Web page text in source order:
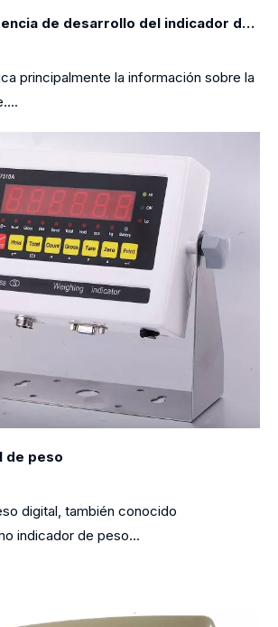
¿Cuál es la tendencia de desarrollo del indicador de pesaje?
principalmente la información sobre la
de peso
digital, también conocido
indicador de peso...